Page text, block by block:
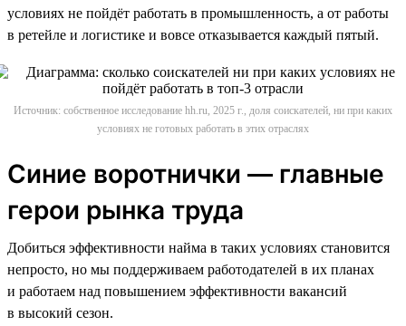
условиях не пойдёт работать в промышленность, а от работы
в ретейле и логистике и вовсе отказывается каждый пятый.
Источник: собственное исследование hh.ru, 2025 г., доля соискателей, ни при каких
условиях не готовых работать в этих отраслях
Синие воротнички — главные
герои рынка труда
Добиться эффективности найма в таких условиях становится
непросто, но мы поддерживаем работодателей в их планах
и работаем над повышением эффективности вакансий
в высокий сезон.